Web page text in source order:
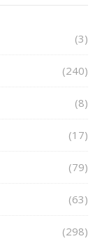
(3)
(240)
(8)
(17)
(79)
(63)
(298)